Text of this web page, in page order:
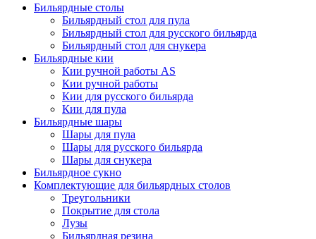
Бильярдные столы
Бильярдный стол для пула
Бильярдный стол для русского бильярда
Бильярдный стол для снукера
Бильярдные кии
Кии ручной работы AS
Кии ручной работы
Кии для русского бильярда
Кии для пула
Бильярдные шары
Шары для пула
Шары для русского бильярда
Шары для снукера
Бильярдное сукно
Комплектующие для бильярдных столов
Треугольники
Покрытие для стола
Лузы
Бильярдная резина